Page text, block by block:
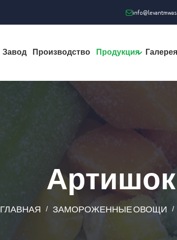
Завод Производство Продукция Галерея
Артишок
ГЛАВНАЯ ЗАМОРОЖЕННЫЕ ОВОЩИ